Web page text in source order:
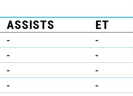
ASSISTS
ET
-
-
-
-
-
-
-
-